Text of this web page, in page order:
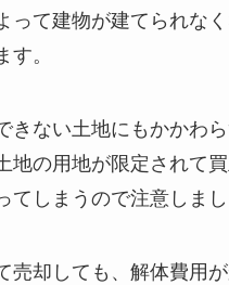
って建物が建てられな
す。
きない土地にもかかわ
地の用地が限定されて
てしまうので注意しまし
売却しても、解体費用